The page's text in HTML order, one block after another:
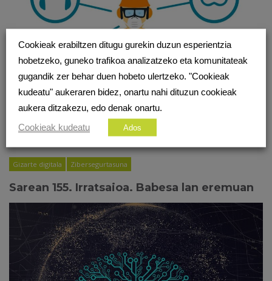
Gizarte digitala Zibersegurtasuna
Sarean 155. Irratsaioa. Babesa lan eremuan
Cookieak erabiltzen ditugu gurekin duzun esperientzia
hobetzeko, guneko trafikoa analizatzeko eta komunitateak
gugandik zer behar duen hobeto ulertzeko. "Cookieak
kudeatu" aukeraren bidez, onartu nahi dituzun cookieak
aukera ditzakezu, edo denak onartu.
Cookieak kudeatu
Ados